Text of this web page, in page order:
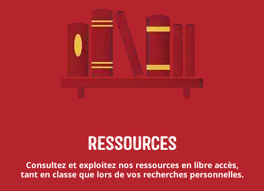
Ressources
Consultez et exploitez nos ressources en libre accès,
tant en classe que lors de vos recherches personnelles.